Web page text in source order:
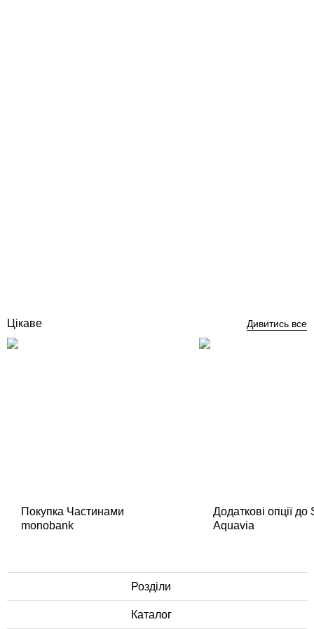
Цікаве Дивитись все
Покупка Частинами
monobank
Додаткові опції
Aquavia
Розділи
Каталог